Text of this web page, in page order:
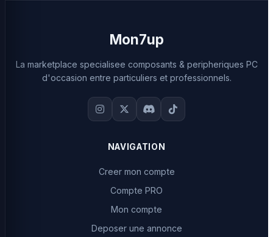
Mon7up
La marketplace specialisee composants & peripheriques PC
d'occasion entre particuliers et professionnels.
NAVIGATION
Creer mon compte
Compte PRO
Mon compte
Deposer une annonce